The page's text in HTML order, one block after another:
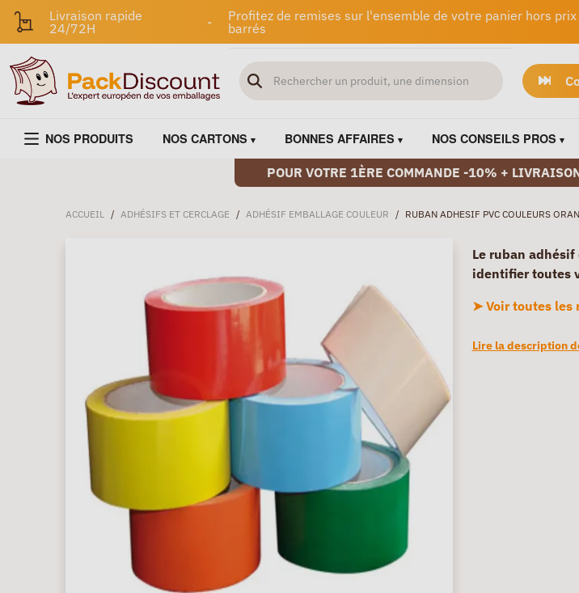
Livraison rapide
24/72H
-
Profitez de remises sur l'ensemble de votre panier hors prix
barrés
NOS PRODUITS NOS CARTONS BONNES AFFAIRES NOS CONSEILS PROS
POUR VOTRE 1ÈRE COMMANDE -10% +
ACCUEIL / ADHÉSIFS ET CERCLAGE / ADHÉSIF EMBALLAGE COULEUR / RUBAN ADHESIF PVC COULEURS
Le ruban
identifier toutes
➤ Voir toutes les
Lire la description